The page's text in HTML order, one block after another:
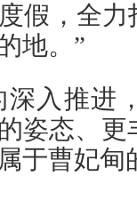
假，全
地。”
深入推进
姿态、
于曹妃